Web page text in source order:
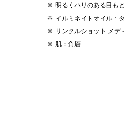
明るくハリのある目も
イルミネイトオイル：
リンクルショット メデ
肌：角層